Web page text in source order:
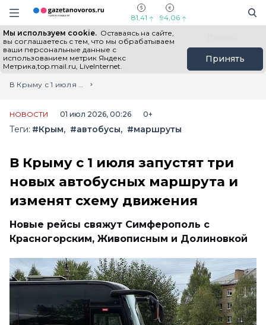
Информационный портал "ГазетаНоворос.ру"
Навигация сайта
81,41 94,06
Мы используем cookie. Оставаясь на сайте,
вы соглашаетесь с тем, что мы обрабатываем
ваши персональные данные с
использованием метрик Яндекс
Метрика,top.mail.ru, LiveInternet.
Принять
Все новости Новости России
Главная
Лента новостей
В Крыму с 1 июля запустят три новых автобусных маршрута и изменят схему движения
НОВОСТИ 01 июл 2026, 00:26 0+
Теги: #Крым #автобусы #маршруты
В Крыму с 1 июля запустят три
новых автобусных маршрута и
изменят схему движения
Новые рейсы свяжут Симферополь с
Красногорским, Живописным и Долиновкой